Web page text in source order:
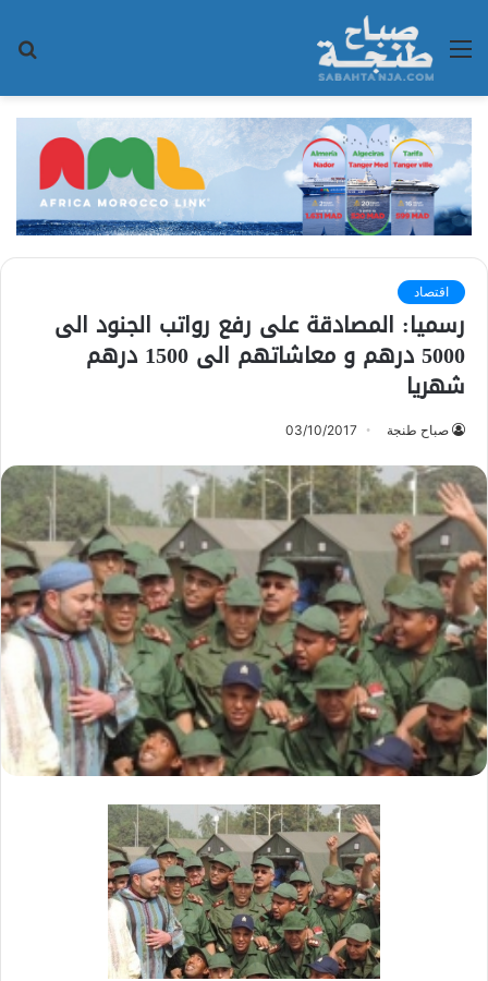
القائمة
اقتصاد
رسميا: المصادقة على رفع رواتب الجنود الى
5000 درهم و معاشاتهم الى 1500 درهم
شهريا
صباح طنجة 03/10/2017